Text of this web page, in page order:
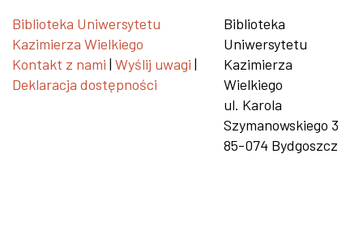
Biblioteka Uniwersytetu
Kazimierza Wielkiego
Kontakt z nami | Wyślij uwagi |
Deklaracja dostępności
Biblioteka
Uniwersytetu
Kazimierza
Wielkiego
ul. Karola
Szymanowskiego 3
85-074 Bydgoszcz